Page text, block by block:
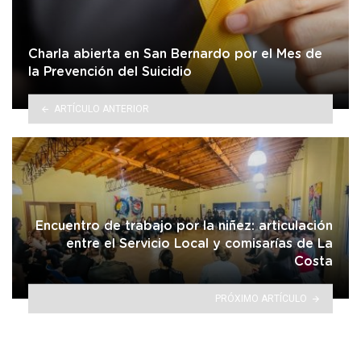
Charla abierta en San Bernardo por el Mes de
la Prevención del Suicidio
ARTÍCULO ANTERIOR
Encuentro de trabajo por la niñez: articulación
entre el Servicio Local y comisarías de La
Costa
PRÓXIMO ARTÍCULO